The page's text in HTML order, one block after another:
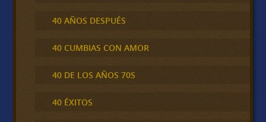
40 AÑOS DESPUÉS
40 CUMBIAS CON AMOR
40 DE LOS AÑOS 70S
40 ÉXITOS